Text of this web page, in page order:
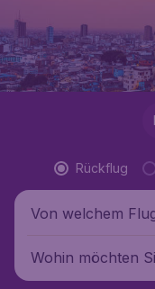
Rückflug
Von welchem
Wohin möchten